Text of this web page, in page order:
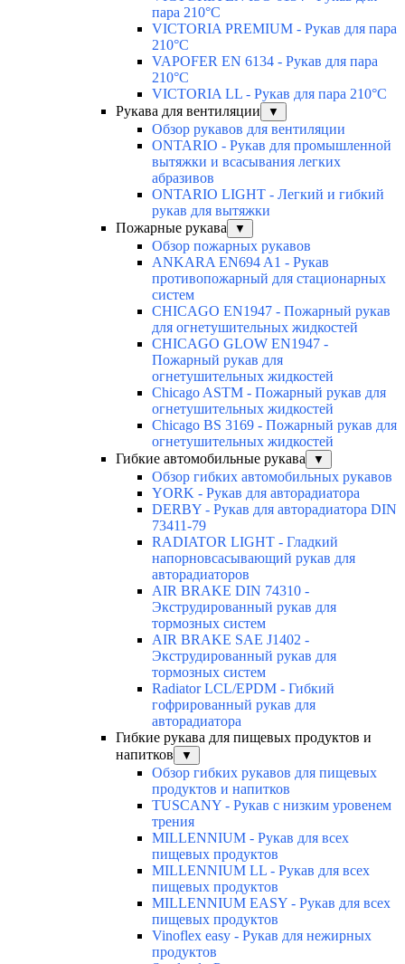
пара 210°C
VICTORIA PREMIUM - Рукав для пара
210°C
VAPOFER EN 6134 - Рукав для пара
210°C
VICTORIA LL - Рукав для пара 210°C
Рукава для вентиляции
▼
Обзор рукавов для вентиляции
ONTARIO - Рукав для промышленной
вытяжки и всасывания легких
абразивов
ONTARIO LIGHT - Легкий и гибкий
рукав для вытяжки
Пожарные рукава
▼
Обзор пожарных рукавов
ANKARA EN694 A1 - Рукав
противопожарный для стационарных
систем
CHICAGO EN1947 - Пожарный рукав
для огнетушительных жидкостей
CHICAGO GLOW EN1947 -
Пожарный рукав для
огнетушительных жидкостей
Chicago ASTM - Пожарный рукав для
огнетушительных жидкостей
Chicago BS 3169 - Пожарный рукав для
огнетушительных жидкостей
Гибкие автомобильные рукава
▼
Обзор гибких автомобильных рукавов
YORK - Рукав для авторадиатора
DERBY - Рукав для авторадиатора DIN
73411-79
RADIATOR LIGHT - Гладкий
напорновсасывающий рукав для
авторадиаторов
AIR BRAKE DIN 74310 -
Экструдированный рукав для
тормозных систем
AIR BRAKE SAE J1402 -
Экструдированный рукав для
тормозных систем
Radiator LCL/EPDM - Гибкий
гофрированный рукав для
авторадиатора
Гибкие рукава для пищевых продуктов и
напитков
▼
Обзор гибких рукавов для пищевых
продуктов и напитков
TUSCANY - Рукав с низким уровенем
трения
MILLENNIUM - Рукав для всех
пищевых продуктов
MILLENNIUM LL - Рукав для всех
пищевых продуктов
MILLENNIUM EASY - Рукав для всех
пищевых продуктов
Vinoflex easy - Рукав для нежирных
продуктов